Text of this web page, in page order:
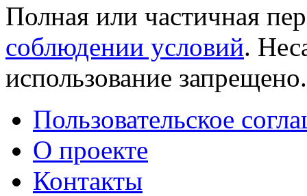
Полная или частичная
соблюдении условий.
использование
Пользовательское
О проекте
Контакты